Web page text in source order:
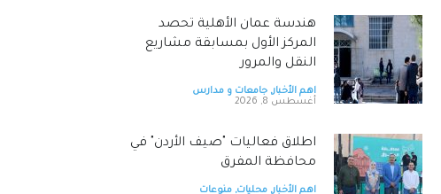
هندسة عمان الأهلية تحصد
المركز الأول بمسابقة مشاريع
النقل والمرور
اهم الأخبار, جامعات و مدارس
أغسطس 8, 2026
اطلاق فعاليات "صيف الأردن" في
محافظة المفرق
اهم الأخبار, محليات, منوعات